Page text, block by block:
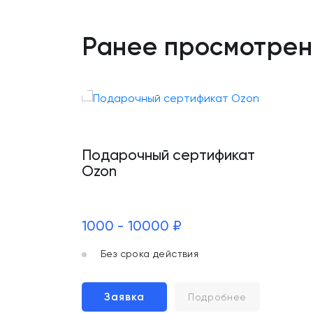
Ранее
Подарочный сертификат
Ozon
1000 - 10000 ₽
Без срока действия
Заявка Подробнее